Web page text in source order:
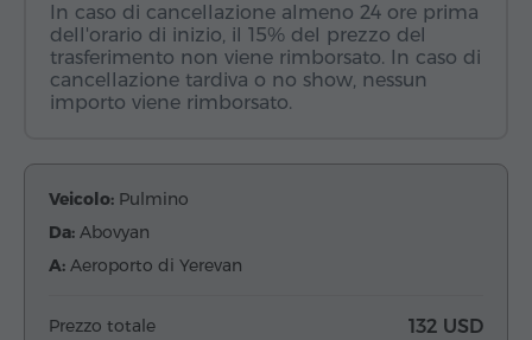
In caso di cancellazione almeno 24 ore prima
dell'orario di inizio, il 15% del prezzo del
trasferimento non viene rimborsato. In caso di
cancellazione tardiva o no show, nessun
importo viene rimborsato.
Veicolo: Pulmino
Da: Abovyan
A: Aeroporto di Yerevan
Prezzo totale 132 USD